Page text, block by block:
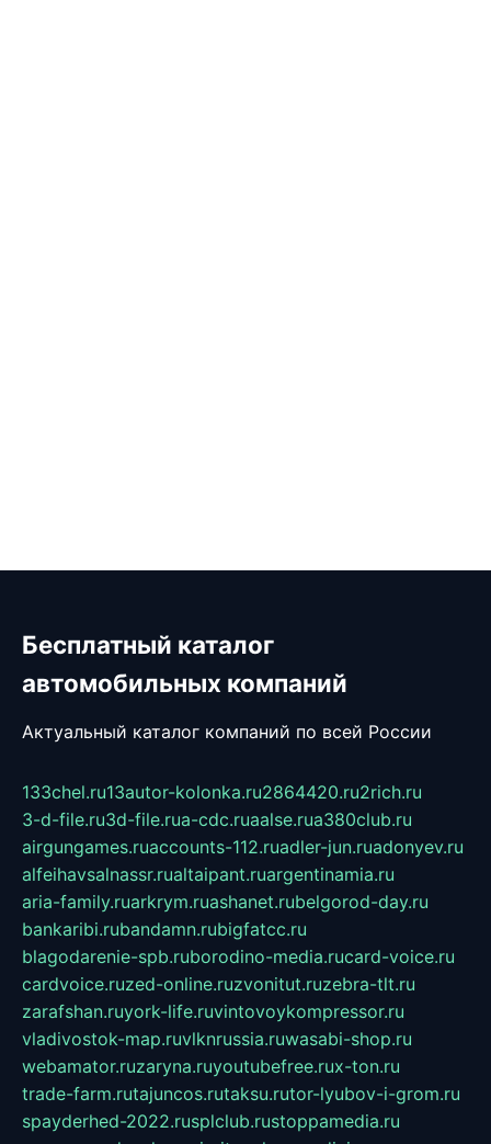
Бесплатный каталог
автомобильных компаний
Актуальный каталог компаний по всей России
133chel.ru13autor-kolonka.ru2864420.ru2rich.ru
3-d-file.ru3d-file.rua-cdc.ruaalse.rua380club.ru
airgungames.ruaccounts-112.ruadler-jun.ruadonyev.ru
alfeihavsalnassr.rualtaipant.ruargentinamia.ru
aria-family.ruarkrym.ruashanet.rubelgorod-day.ru
bankaribi.rubandamn.rubigfatcc.ru
blagodarenie-spb.ruborodino-media.rucard-voice.ru
cardvoice.ruzed-online.ruzvonitut.ruzebra-tlt.ru
zarafshan.ruyork-life.ruvintovoykompressor.ru
vladivostok-map.ruvlknrussia.ruwasabi-shop.ru
webamator.ruzaryna.ruyoutubefree.rux-ton.ru
trade-farm.rutajuncos.rutaksu.rutor-lyubov-i-grom.ru
spayderhed-2022.rusplclub.rustoppamedia.ru